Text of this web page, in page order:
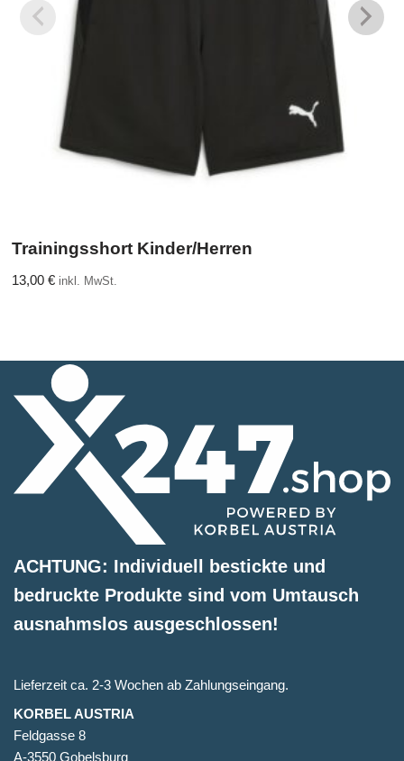
Trainingsshort Kinder/Herren
13,00 € inkl. MwSt.
ACHTUNG: Individuell bestickte und
bedruckte Produkte sind vom Umtausch
ausnahmslos ausgeschlossen!
Lieferzeit ca. 2-3 Wochen ab Zahlungseingang.
KORBEL AUSTRIA
Feldgasse 8
A-3550 Gobelsburg